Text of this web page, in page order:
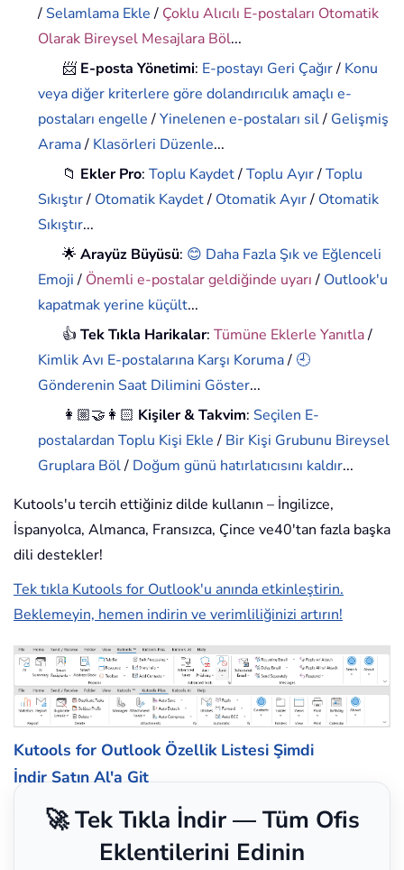
/ Selamlama Ekle/ Çoklu Alıcılı E-postaları Otomatik
Olarak Bireysel Mesajlara Böl...
📨 E-posta Yönetimi: E-postayı Geri Çağır/ Konu
veya diğer kriterlere göre dolandırıcılık amaçlı e-
postaları engelle/Yinelenen e-postaları sil/ Gelişmiş
Arama/ Klasörleri Düzenle...
📁 Ekler Pro:Toplu Kaydet/Toplu Ayır/Toplu
Sıkıştır/ Otomatik Kaydet/ Otomatik Ayır/ Otomatik
Sıkıştır...
🌟Arayüz Büyüsü: 😊 Daha Fazla Şık ve Eğlenceli
Emoji/ Önemli e-postalar geldiğinde uyarı/ Outlook'u
kapatmak yerine küçült...
👍Tek Tıkla Harikalar:Tümüne Eklerle Yanıtla/
Kimlik Avı E-postalarına Karşı Koruma/ 🕘
Gönderenin Saat Dilimini Göster...
👩🏼‍🤝‍👩🏻 Kişiler & Takvim: Seçilen E-
postalardan Toplu Kişi Ekle/ Bir Kişi Grubunu Bireysel
Gruplara Böl/ Doğum günü hatırlatıcısını kaldır...
Kutools'u tercih ettiğiniz dilde kullanın – İngilizce,
İspanyolca, Almanca, Fransızca, Çince ve40'tan fazla başka
dili destekler!
Tek tıkla Kutools for Outlook'u anında etkinleştirin.
Beklemeyin, hemen indirin ve verimliliğinizi artırın!
Kutools for Outlook Özellik Listesi Şimdi
İndir Satın Al'a Git
🚀 Tek Tıkla İndir — Tüm Ofis
Eklentilerini Edinin